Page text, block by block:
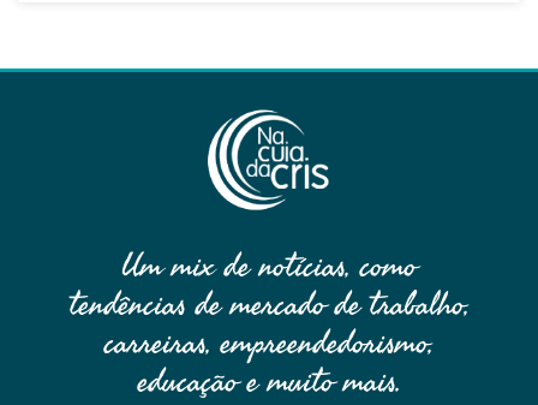
Um mix de notícias, como
tendências de mercado de trabalho,
carreiras, empreendedorismo,
educação e muito mais.